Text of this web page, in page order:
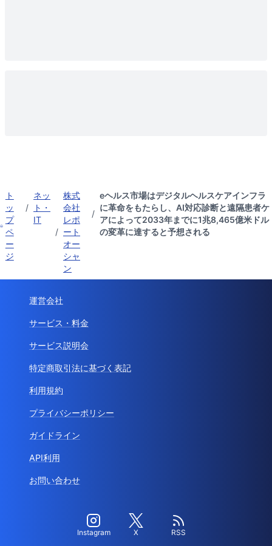
ト
ッ
プ
ペ
ー
ジ
/
ネッ
ト・
IT
/
株式
会社
レポ
ート
オー
シャ
ン
/
eヘルス市場はデジタルヘルスケアインフラ
に革命をもたらし、AI対応診断と遠隔患者ケ
アによって2033年までに1兆8,465億米ドル
の変革に達すると予想される
運営会社
サービス・料金
サービス説明会
特定商取引法に基づく表記
利用規約
プライバシーポリシー
ガイドライン
API利用
お問い合わせ
Instagram X RSS